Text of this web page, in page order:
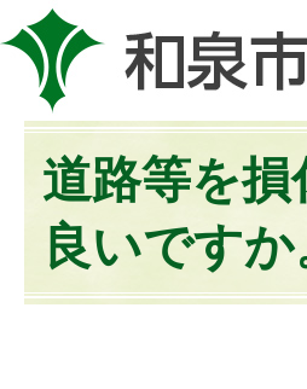
道路等を
良いですか